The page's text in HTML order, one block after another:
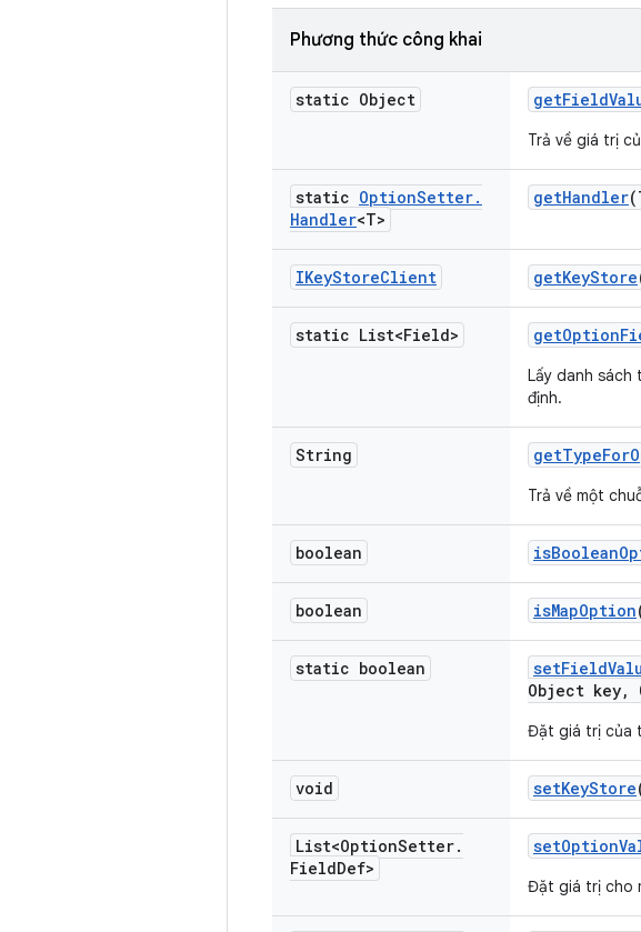
Phương thức công khai
static Object getField
Trả về giá trị
static OptionSetter.
Handler<T>
getHandler
IKeyStoreClient getKeyStore
static List<Field> getOption
Lấy danh
định.
String getTypeFor
Trả về một
boolean isBoolean
boolean isMapOption
static boolean setField
Object key,
Đặt giá trị của
void setKeyStore
List<OptionSetter.
FieldDef>
setOption
Đặt giá trị cho